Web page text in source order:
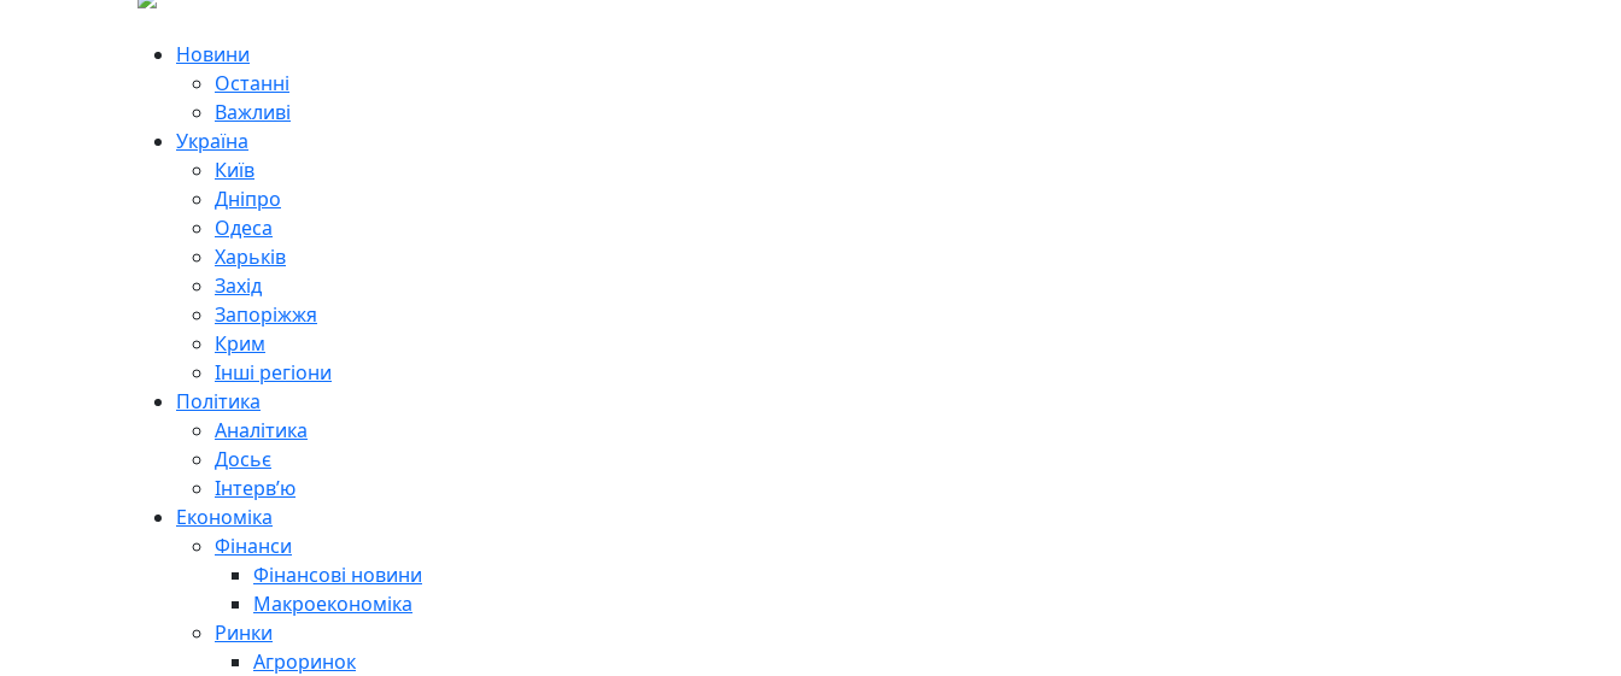
Новини
Останні
Важливі
Україна
Київ
Дніпро
Одеса
Харьків
Захід
Запоріжжя
Крим
Інші регіони
Політика
Аналітика
Досьє
Інтерв’ю
Економіка
Фінанси
Фінансові новини
Макроекономіка
Ринки
Агроринок